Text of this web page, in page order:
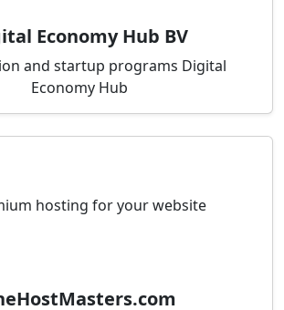
Economy Hub BV
and startup programs Digital
Economy Hub